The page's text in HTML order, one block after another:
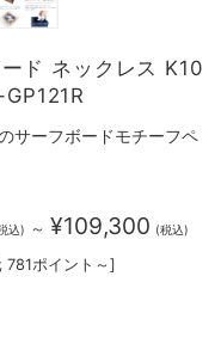
ド ネックレス K10
サーフボードモチーフペ
込) ～ ¥109,300 (税込)
781ポイント～]